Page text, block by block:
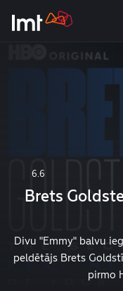
6.6
Brets
Divu "Emmy" balvu
peldētājs Brets
pirmo